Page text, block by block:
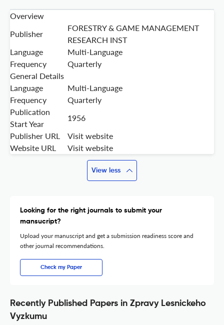
Overview
Publisher
FORESTRY & GAME MANAGEMENT
RESEARCH INST
Language
Multi-Language
Frequency
Quarterly
General Details
Language
Multi-Language
Frequency
Quarterly
Publication
Start Year
1956
Publisher URL
Visit website
Website URL
Visit website
View less
Looking for the right journals to submit your
mansucript?
Upload your manuscript and get a submission readiness score and
other journal recommendations.
Check my Paper
Recently Published Papers in Zpravy Lesnickeho
Vyzkumu